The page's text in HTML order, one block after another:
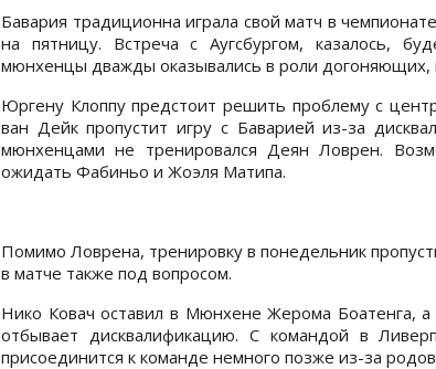
Бавария традиционна играла свой матч в
на пятницу. Встреча с Аугсбургом, казалось,
мюнхенцы дважды оказывались в роли догоняющих,
Юргену Клоппу предстоит решить проблему с
ван Дейк пропустит игру с Баварией из-за
мюнхенцами не тренировался Деян Ловрен.
ожидать Фабиньо и Жоэля Матипа.
Помимо Ловрена, тренировку в понедельник
в матче также под вопросом.
Нико Ковач оставил в Мюнхене Жерома Боатенга,
отбывает дисквалификацию. C командой в
присоединится к команде немного позже из-за